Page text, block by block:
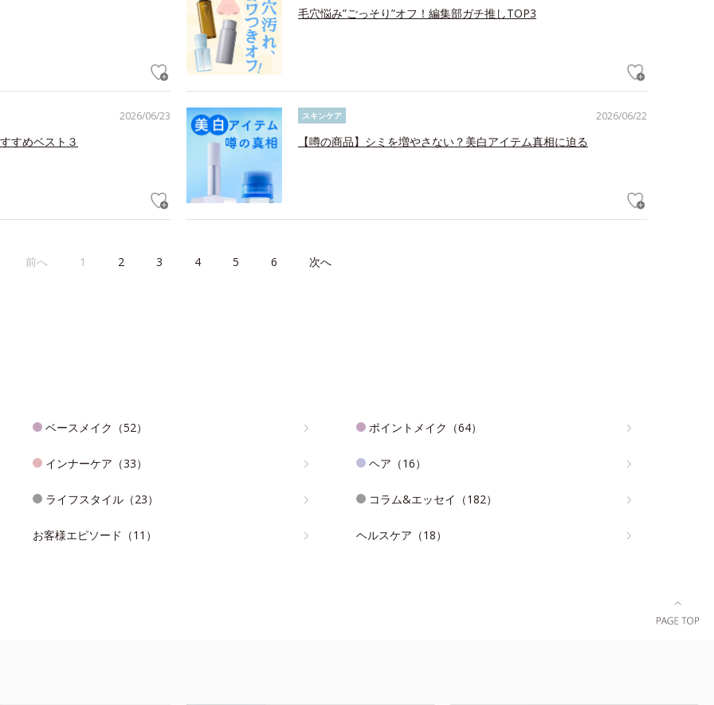
毛穴悩み”ごっそり”オフ！編集部ガチ推しTOP3
2026/06/23
すめベスト３
2026/06/22
スキンケア
【噂の商品】シミを増やさない？美白アイテム真相に迫る
前へ 1 2 3 4 5 6 次へ
ベースメイク（52） ポイントメイク（64）
インナーケア（33） ヘア（16）
ライフスタイル（23） コラム&エッセイ（182）
お客様エピソード（11） ヘルスケア（18）